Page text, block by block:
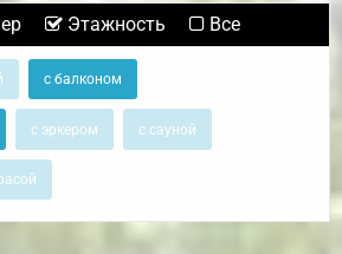
Этажность Все
с балконом
с эркером с сауной